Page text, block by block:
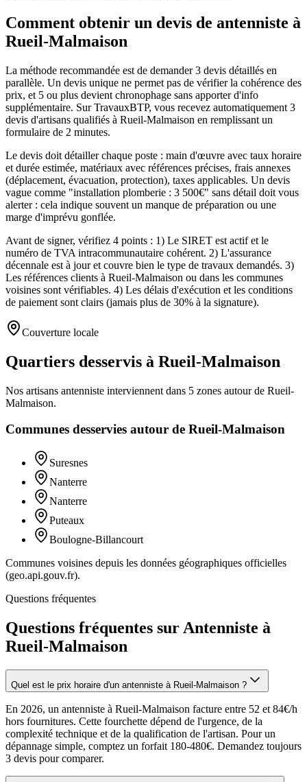
Comment obtenir un devis de antenniste à
Rueil-Malmaison
La méthode recommandée est de demander 3 devis détaillés en
parallèle. Un devis unique ne permet pas de vérifier la cohérence des
prix, et 5 ou plus devient chronophage sans apporter d'info
supplémentaire. Sur TravauxBTP, vous recevez automatiquement 3
devis d'artisans qualifiés à Rueil-Malmaison en remplissant un
formulaire de 2 minutes.
Le devis doit détailler chaque poste : main d'œuvre avec taux horaire
et durée estimée, matériaux avec références précises, frais annexes
(déplacement, évacuation, protection), taxes applicables. Un devis
vague comme "installation plomberie : 3 500€" sans détail doit vous
alerter : cela indique souvent un manque de préparation ou une
marge d'imprévu gonflée.
Avant de signer, vérifiez 4 points : 1) Le SIRET est actif et le
numéro de TVA intracommunautaire cohérent. 2) L'assurance
décennale est à jour et couvre bien le type de travaux demandés. 3)
Les références clients à Rueil-Malmaison ou dans les communes
voisines sont vérifiables. 4) Les délais d'exécution et les conditions
de paiement sont clairs (jamais plus de 30% à la signature).
Couverture locale
Quartiers desservis à Rueil-Malmaison
Nos artisans antenniste interviennent dans 5 zones autour de Rueil-
Malmaison.
Communes desservies autour de Rueil-Malmaison
Suresnes
Nanterre
Nanterre
Puteaux
Boulogne-Billancourt
Communes voisines depuis les données géographiques officielles
(geo.api.gouv.fr).
Questions fréquentes
Questions fréquentes sur Antenniste à
Rueil-Malmaison
Quel est le prix horaire d'un antenniste à Rueil-Malmaison ?
En 2026, un antenniste à Rueil-Malmaison facture entre 52 et 84€/h
hors fournitures. Cette fourchette dépend de l'urgence, de la
complexité technique et de la qualification de l'artisan. Pour un
dépannage simple, comptez un forfait 180-480€. Demandez toujours
3 devis pour comparer.